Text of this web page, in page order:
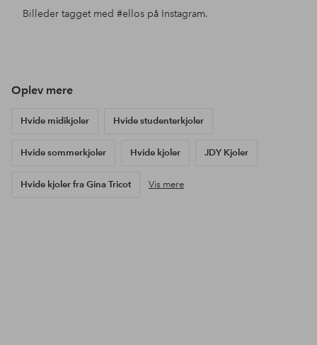
Billeder tagget med #ellos på Instagram.
Oplev mere
Hvide midikjoler Hvide studenterkjoler
Hvide sommerkjoler Hvide kjoler JDY Kjoler
Hvide kjoler fra Gina Tricot Vis mere